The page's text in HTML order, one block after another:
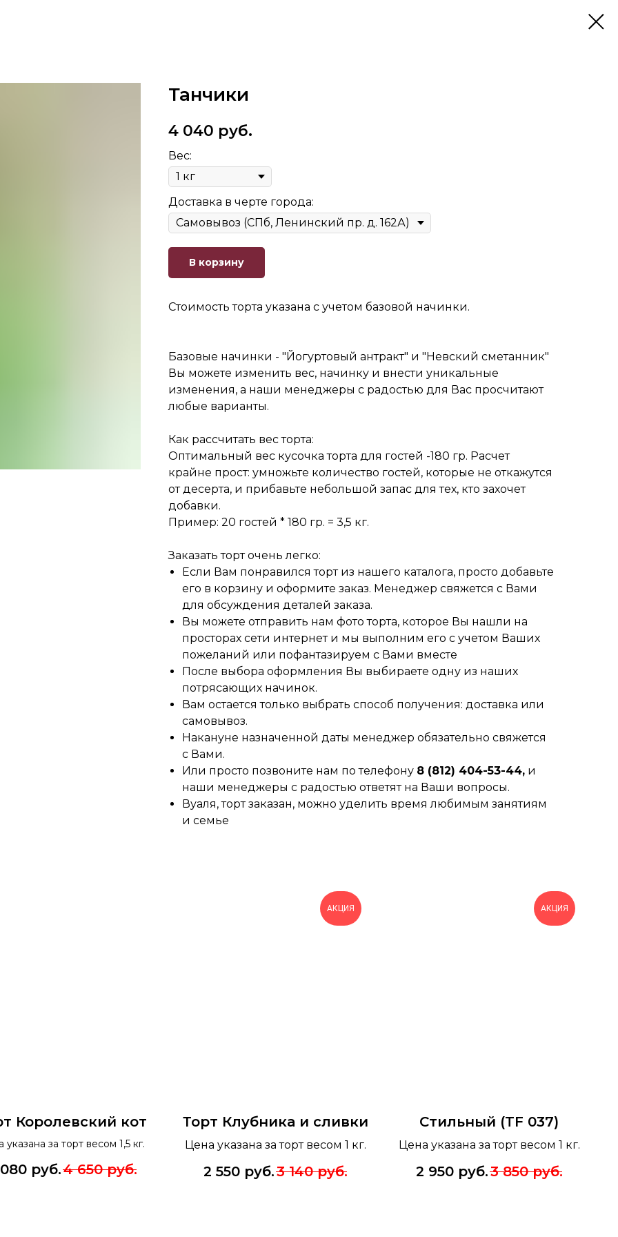
Танчики
4 040 руб.
Вес:
Доставка в черте города:
В корзину
Стоимость торта указана с учетом базовой начинки.
Базовые начинки - "Йогуртовый антракт" и "Невский сметанник"
Вы можете изменить вес, начинку и внести уникальные
изменения, а наши менеджеры с радостью для Вас просчитают
любые варианты.
Как рассчитать вес торта:
Оптимальный вес кусочка торта для гостей -180 гр. Расчет
крайне прост: умножьте количество гостей, которые не откажутся
от десерта, и прибавьте небольшой запас для тех, кто захочет
добавки.
Пример: 20 гостей * 180 гр. = 3,5 кг.
Заказать торт очень легко:
Если Вам понравился торт из нашего каталога, просто добавьте
его в корзину и оформите заказ. Менеджер свяжется с Вами
для обсуждения деталей заказа.
Вы можете отправить нам фото торта, которое Вы нашли на
просторах сети интернет и мы выполним его с учетом Ваших
пожеланий или пофантазируем с Вами вместе
После выбора оформления Вы выбираете одну из наших
потрясающих начинок.
Вам остается только выбрать способ получения: доставка или
самовывоз.
Накануне назначенной даты менеджер обязательно свяжется
с Вами.
Или просто позвоните нам по телефону 8 (812) 404-53-44, и
наши менеджеры с радостью ответят на Ваши вопросы.
Вуаля, торт заказан, можно уделить время любимым занятиям
и семье
Королевский кот
указана за торт весом 1,5 кг.
руб.4 650 руб.
АКЦИЯ
Торт Клубника и сливки
Цена указана за торт весом 1 кг.
2 550 руб.3 140 руб.
АКЦИЯ
Стильный (TF 037)
Цена указана за торт весом 1 кг.
2 950 руб.3 850 руб.